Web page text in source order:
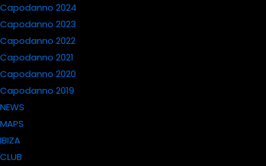
Capodanno 2024
Capodanno 2023
Capodanno 2022
Capodanno 2021
Capodanno 2020
Capodanno 2019
NEWS
MAPS
IBIZA
CLUB